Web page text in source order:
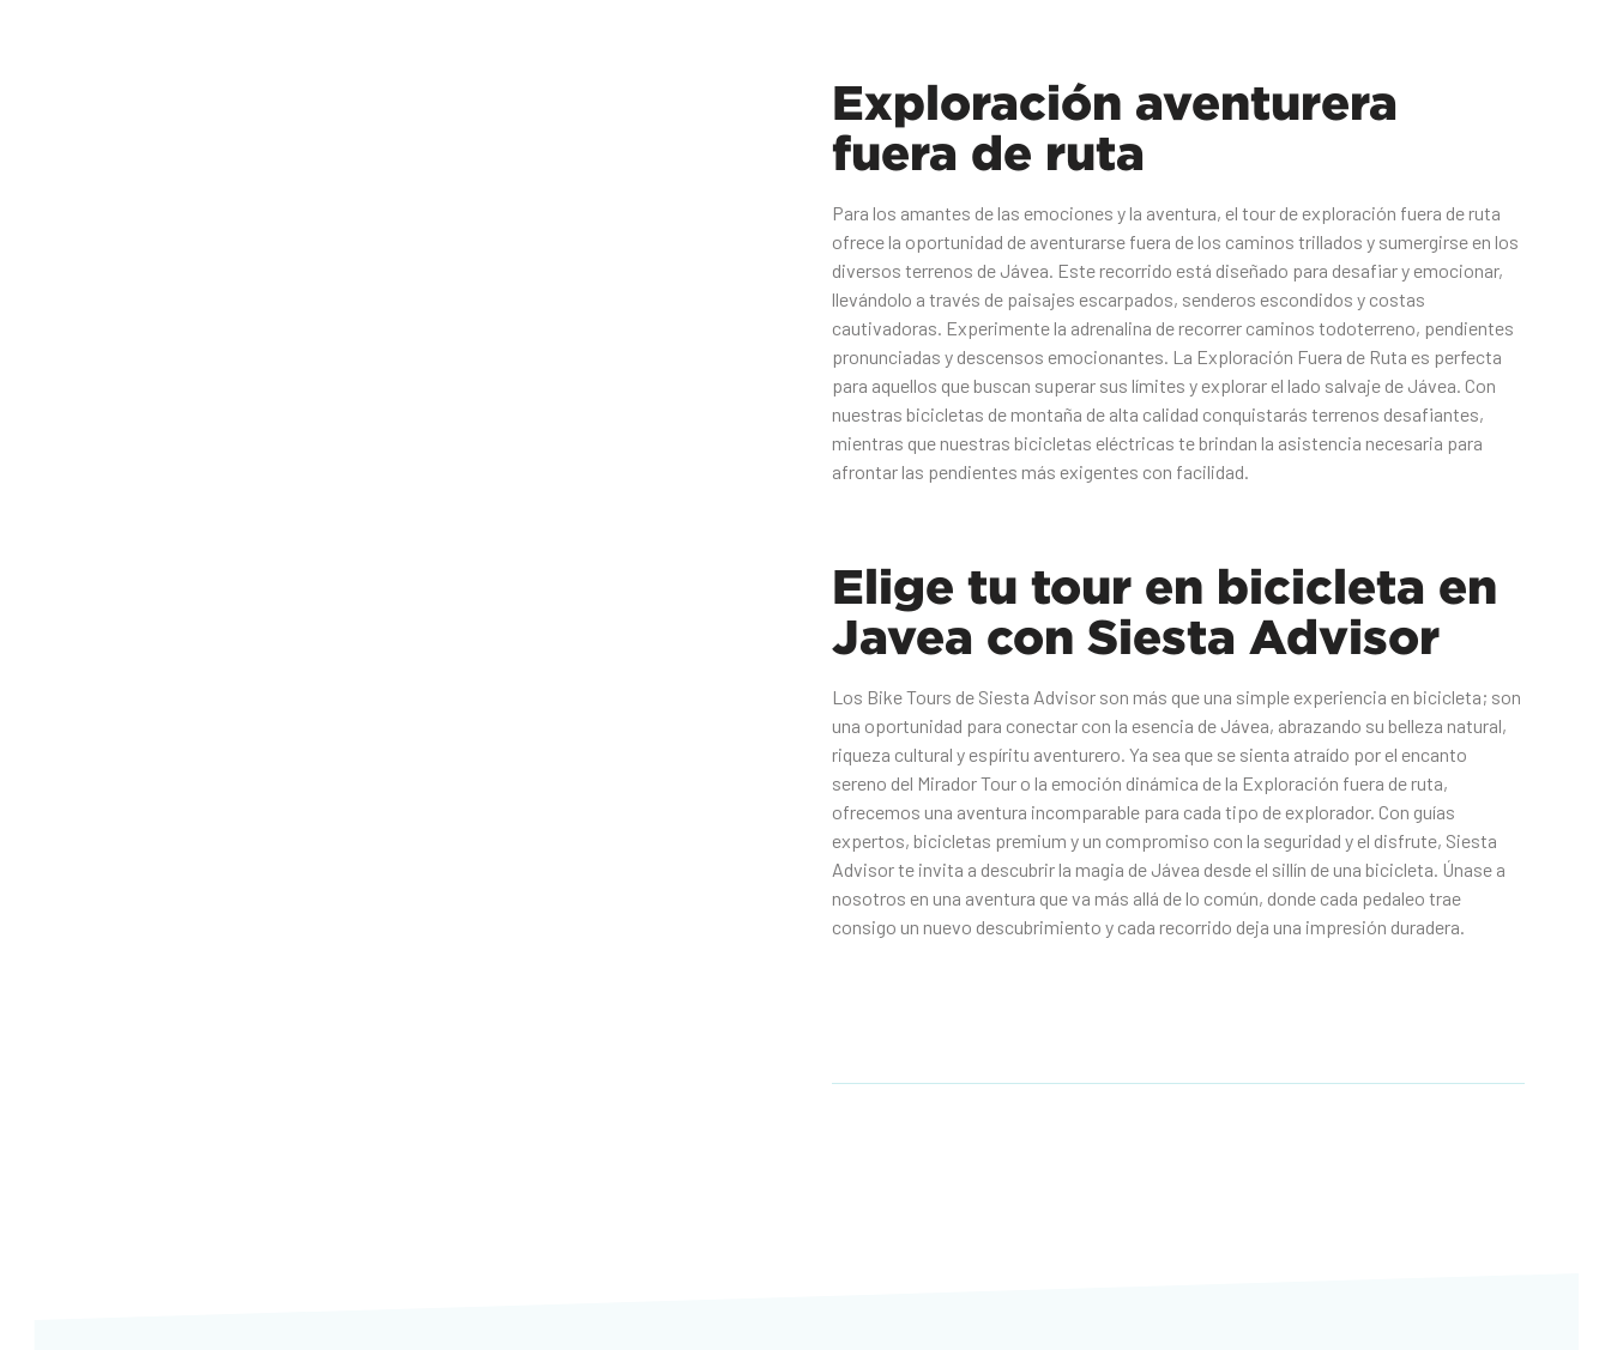
Exploración aventurera
fuera de ruta
Para los amantes de las emociones y la aventura, el tour de exploración fuera de ruta
ofrece la oportunidad de aventurarse fuera de los caminos trillados y sumergirse en los
diversos terrenos de Jávea. Este recorrido está diseñado para desafiar y emocionar,
llevándolo a través de paisajes escarpados, senderos escondidos y costas
cautivadoras. Experimente la adrenalina de recorrer caminos todoterreno, pendientes
pronunciadas y descensos emocionantes. La Exploración Fuera de Ruta es perfecta
para aquellos que buscan superar sus límites y explorar el lado salvaje de Jávea. Con
nuestras bicicletas de montaña de alta calidad conquistarás terrenos desafiantes,
mientras que nuestras bicicletas eléctricas te brindan la asistencia necesaria para
afrontar las pendientes más exigentes con facilidad.
Elige tu tour en bicicleta en
Javea con Siesta Advisor
Los Bike Tours de Siesta Advisor son más que una simple experiencia en bicicleta; son
una oportunidad para conectar con la esencia de Jávea, abrazando su belleza natural,
riqueza cultural y espíritu aventurero. Ya sea que se sienta atraído por el encanto
sereno del Mirador Tour o la emoción dinámica de la Exploración fuera de ruta,
ofrecemos una aventura incomparable para cada tipo de explorador. Con guías
expertos, bicicletas premium y un compromiso con la seguridad y el disfrute, Siesta
Advisor te invita a descubrir la magia de Jávea desde el sillín de una bicicleta. Únase a
nosotros en una aventura que va más allá de lo común, donde cada pedaleo trae
consigo un nuevo descubrimiento y cada recorrido deja una impresión duradera.